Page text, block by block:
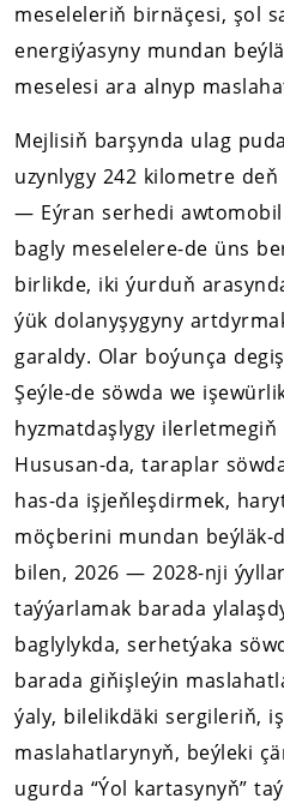
meseleleriň birnäçesi, şol
energiýasyny mundan
meselesi ara alnyp
Mejlisiň barşynda ulag
uzynlygy 242 kilometre
— Eýran serhedi
bagly meselelere-de üns
birlikde, iki ýurduň
ýük dolanyşygyny
garaldy. Olar boýunça
Şeýle-de söwda we
hyzmatdaşlygy
Hususan-da, taraplar
has-da işjeňleşdirmek,
möçberini mundan beýläk-
bilen, 2026 — 2028-nji
taýýarlamak barada
baglylykda, serhetýaka
barada giňişleýin
ýaly, bilelikdäki sergileriň,
maslahatlarynyň, beýleki
ugurda “Ýol kartasynyň”